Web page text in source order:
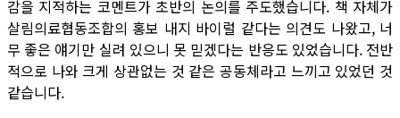
감을 지적하는 코멘트가 초반의 논의를 주도했습니다. 책 자체가
살림의료협동조합의 홍보 내지 바이럴 같다는 의견도 나왔고, 너
무 좋은 얘기만 실려 있으니 못 믿겠다는 반응도 있었습니다. 전반
적으로 나와 크게 상관없는 것 같은 공동체라고 느끼고 있었던 것
같습니다.